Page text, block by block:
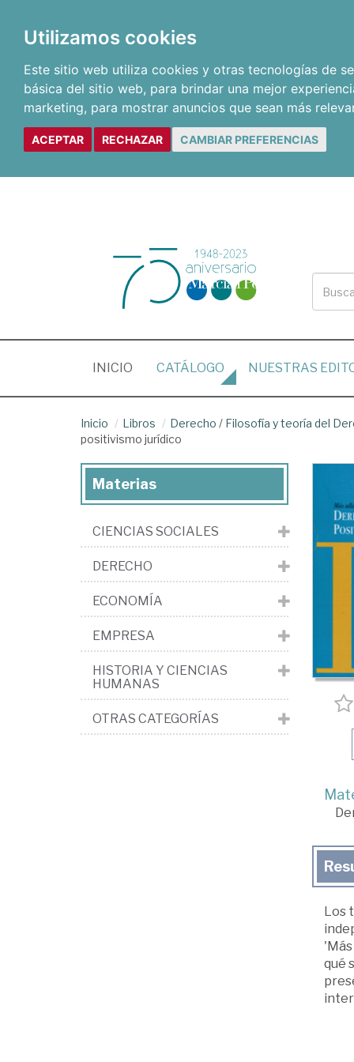
Utilizamos cookies
Este sitio web utiliza cookies y otras tecnologías de
básica del sitio web, para brindar una mejor
marketing, para mostrar anuncios que sean más
ACEPTAR RECHAZAR CAMBIAR PREFERENCIAS
INICIO (CURRENT)
CATÁLOGO NUESTRAS
Inicio Libros Derecho / Filosofía y teoría del
positivismo jurídico
Los
qué
Materias
CIENCIAS SOCIALES
DERECHO
ECONOMÍA
EMPRESA
HISTORIA Y CIENCIAS
HUMANAS
OTRAS CATEGORÍAS